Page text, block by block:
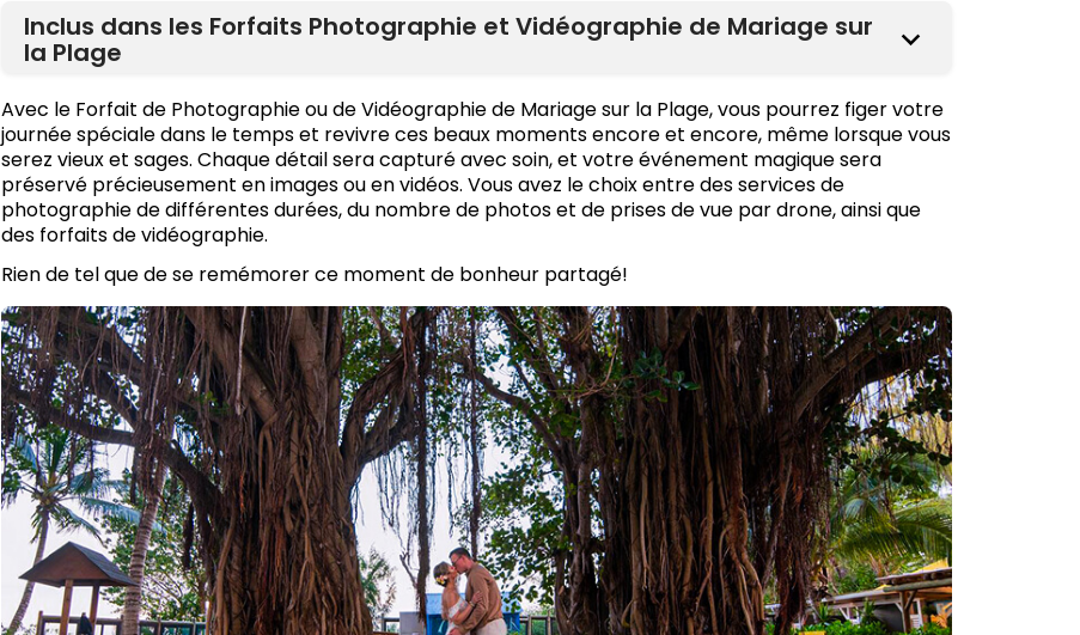
Inclus dans les Forfaits Photographie et Vidéographie de Mariage sur
la Plage
Avec le Forfait de Photographie ou de Vidéographie de Mariage sur la Plage, vous pourrez figer votre
journée spéciale dans le temps et revivre ces beaux moments encore et encore, même lorsque vous
serez vieux et sages. Chaque détail sera capturé avec soin, et votre événement magique sera
préservé précieusement en images ou en vidéos. Vous avez le choix entre des services de
photographie de différentes durées, du nombre de photos et de prises de vue par drone, ainsi que
des forfaits de vidéographie.
Rien de tel que de se remémorer ce moment de bonheur partagé!